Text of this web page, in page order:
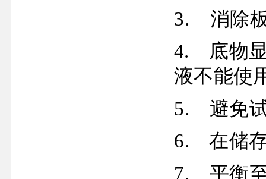
3. 消除
4. 底物
液不能使
5. 避免
6.在储
7. 平衡